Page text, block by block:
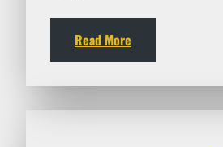
Read More